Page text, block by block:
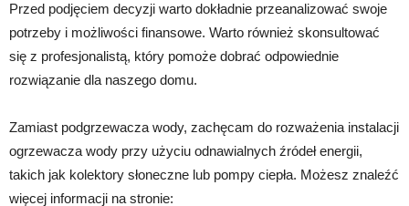
Przed podjęciem decyzji warto dokładnie przeanalizować swoje
potrzeby i możliwości finansowe. Warto również skonsultować
się z profesjonalistą, który pomoże dobrać odpowiednie
rozwiązanie dla naszego domu.
Zamiast podgrzewacza wody, zachęcam do rozważenia instalacji
ogrzewacza wody przy użyciu odnawialnych źródeł energii,
takich jak kolektory słoneczne lub pompy ciepła. Możesz znaleźć
więcej informacji na stronie: